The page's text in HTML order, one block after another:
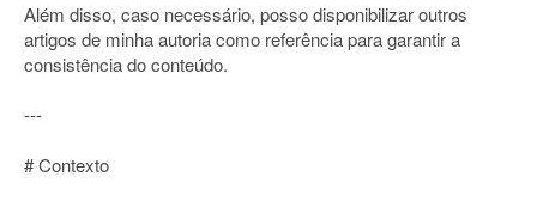
Além disso, caso necessário, posso disponibilizar outros
artigos de minha autoria como referência para garantir a
consistência do conteúdo.
---
# Contexto